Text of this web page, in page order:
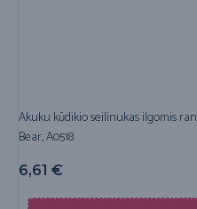
Akuku kūdikio seilinukas ilgomis
Bear, A0518
6,61 €